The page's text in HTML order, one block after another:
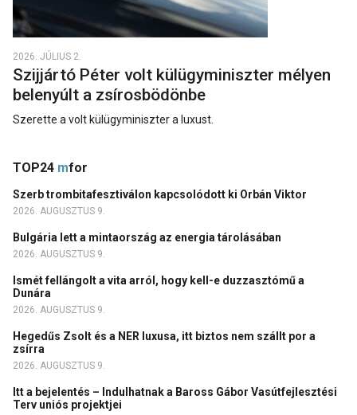
2026. JÚLIUS 2.
Szijjártó Péter volt külügyminiszter mélyen
belenyúlt a zsírosbödönbe
Szerette a volt külügyminiszter a luxust.
TOP24 mfor
Szerb trombitafesztiválon kapcsolódott ki Orbán Viktor
2026. AUGUSZTUS 9.
Bulgária lett a mintaország az energia tárolásában
2026. AUGUSZTUS 9.
Ismét fellángolt a vita arról, hogy kell-e duzzasztómű a
Dunára
2026. AUGUSZTUS 9.
Hegedűs Zsolt és a NER luxusa, itt biztos nem szállt por a
zsírra
2026. AUGUSZTUS 9.
Itt a bejelentés – Indulhatnak a Baross Gábor Vasútfejlesztési
Terv uniós projektjei